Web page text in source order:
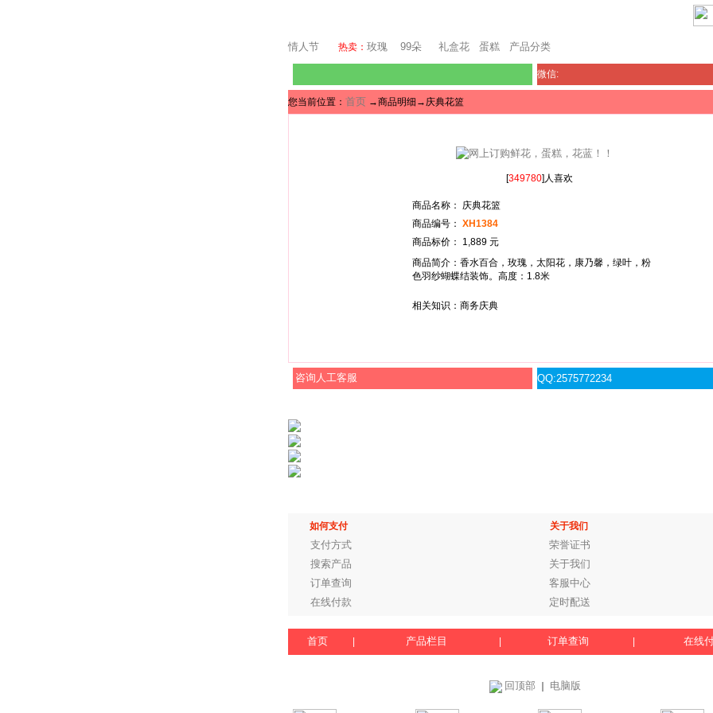
情人节 热卖： 玫瑰 99朵 礼盒花 蛋糕 产品分类
微信:
您当前位置： 首页 →商品明细→庆典花篮
[349780]人喜欢
商品名称： 庆典花篮
商品编号： XH1384
商品标价： 1,889 元
商品简介：香水百合，玫瑰，太阳花，康乃馨，绿叶，粉
色羽纱蝴蝶结装饰。高度：1.8米
相关知识：商务庆典
咨询人工客服 QQ:2575772234
如何支付 关于我们
支付方式
荣誉证书
搜索产品
关于我们
订单查询
客服中心
在线付款
定时配送
首页 产品栏目 订单查询 在线
回顶部 电脑版